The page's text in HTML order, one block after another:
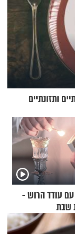
ותזונתיים
עודד הרוש -
שבת